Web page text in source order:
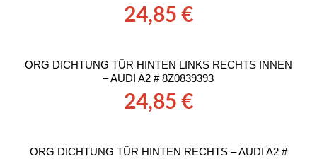
24,85€
ORG DICHTUNG TÜR HINTEN LINKS RECHTS INNEN
– AUDI A2 # 8Z0839393
24,85€
ORG DICHTUNG TÜR HINTEN RECHTS – AUDI A2 #